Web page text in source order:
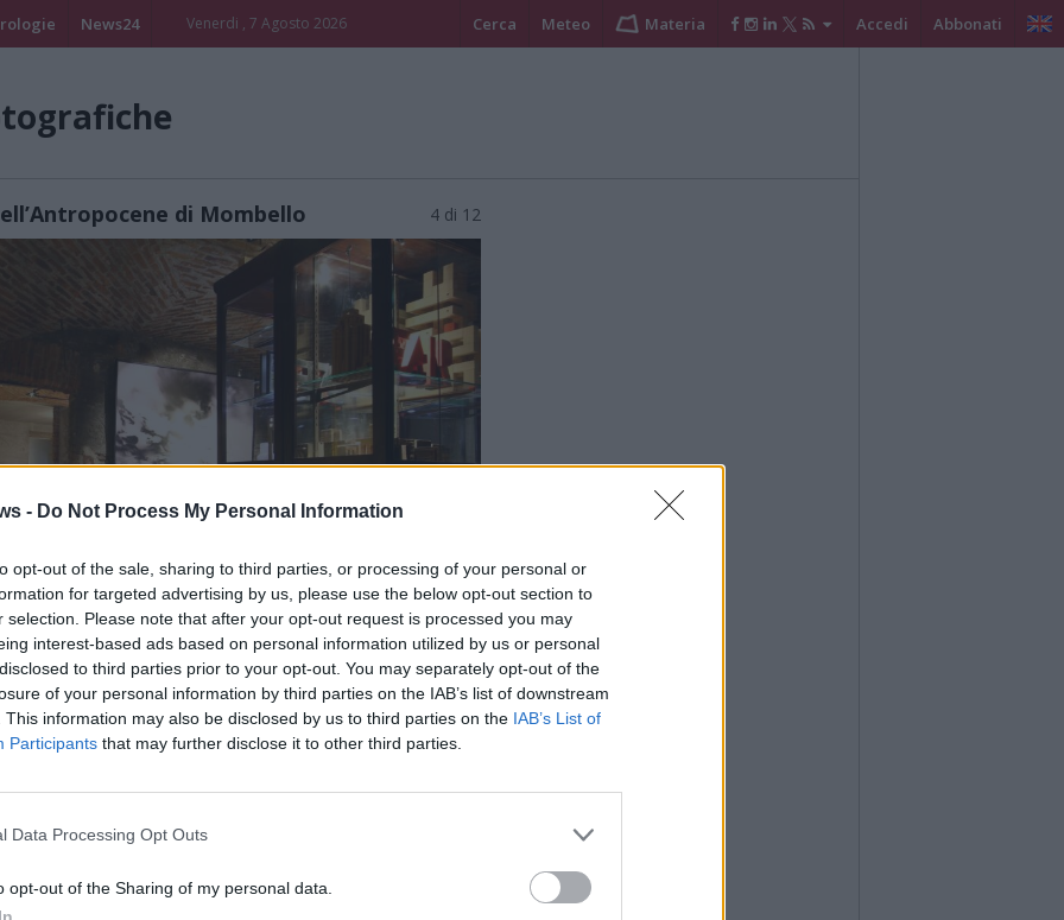
- Do Not Process My Personal Information
opt-out of the sale, sharing to third parties, or processing of your personal or
for targeted advertising by us, please use the below opt-out section to
selection. Please note that after your opt-out request is processed you may
interest-based ads based on personal information utilized by us or personal
to third parties prior to your opt-out. You may separately opt-out of the
of your personal information by third parties on the IAB’s list of downstream
This information may also be disclosed by us to third parties on the IAB’s List of
Participants that may further disclose it to other third parties.
Data Processing Opt Outs
opt-out of the Sharing of my personal data.
News24 Venerdi , 7 Agosto 2026 Cerca Meteo Materia Accedi Abbonati
di Mombello 4 di 12